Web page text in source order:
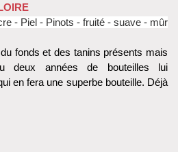
- Piel - Pinots - fruité - suave - mûr
fonds et des tanins présents mais
deux années de bouteilles lui
en fera une superbe bouteille. Déjà